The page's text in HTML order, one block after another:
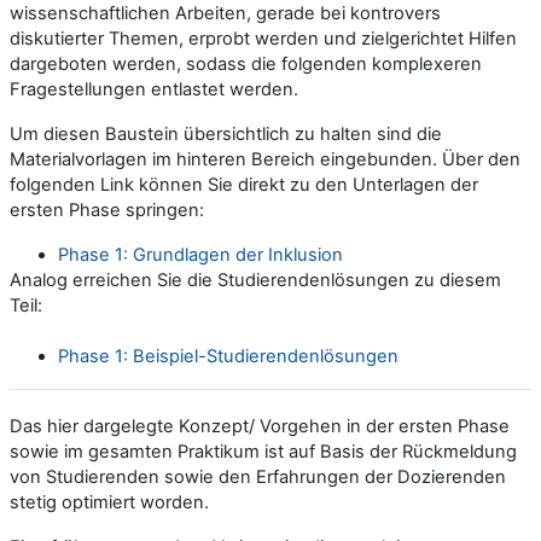
wissenschaftlichen Arbeiten, gerade bei kontrovers
diskutierter Themen, erprobt werden und zielgerichtet Hilfen
dargeboten werden, sodass die folgenden komplexeren
Fragestellungen entlastet werden.
Um diesen Baustein übersichtlich zu halten sind die
Materialvorlagen im hinteren Bereich eingebunden. Über den
folgenden Link können Sie direkt zu den Unterlagen der
ersten Phase springen:
Phase 1: Grundlagen der Inklusion
Analog erreichen Sie die Studierendenlösungen zu diesem
Teil:
Phase 1: Beispiel-Studierendenlösungen
Das hier dargelegte Konzept/ Vorgehen in der ersten Phase
sowie im gesamten Praktikum ist auf Basis der Rückmeldung
von Studierenden sowie den Erfahrungen der Dozierenden
stetig optimiert worden.